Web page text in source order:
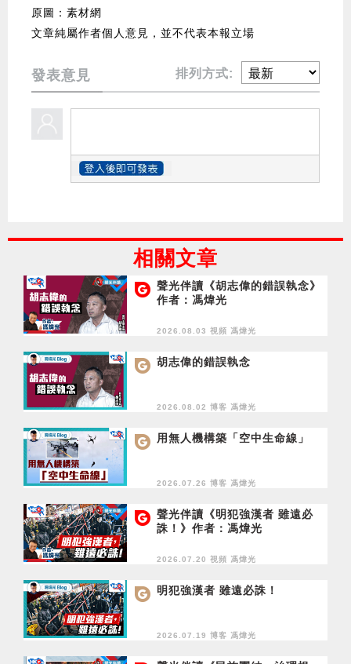
原圖：素材網
文章純屬作者個人意見，並不代表本報立場
發表意見 排列方式:
相關文章
聲光伴讀《胡志偉的錯誤執念》
作者：馮煒光
2026.08.03 視頻 馮煒光
胡志偉的錯誤執念
2026.08.02 博客 馮煒光
用無人機構築「空中生命線」
2026.07.26 博客 馮煒光
聲光伴讀《明犯強漢者 雖遠必
誅！》作者：馮煒光
2026.07.20 視頻 馮煒光
明犯強漢者 雖遠必誅！
2026.07.19 博客 馮煒光